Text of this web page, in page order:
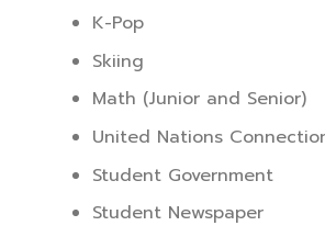
K-Pop
Skiing
Math (Junior and Senior)
United Nations
Student Government
Student Newspaper